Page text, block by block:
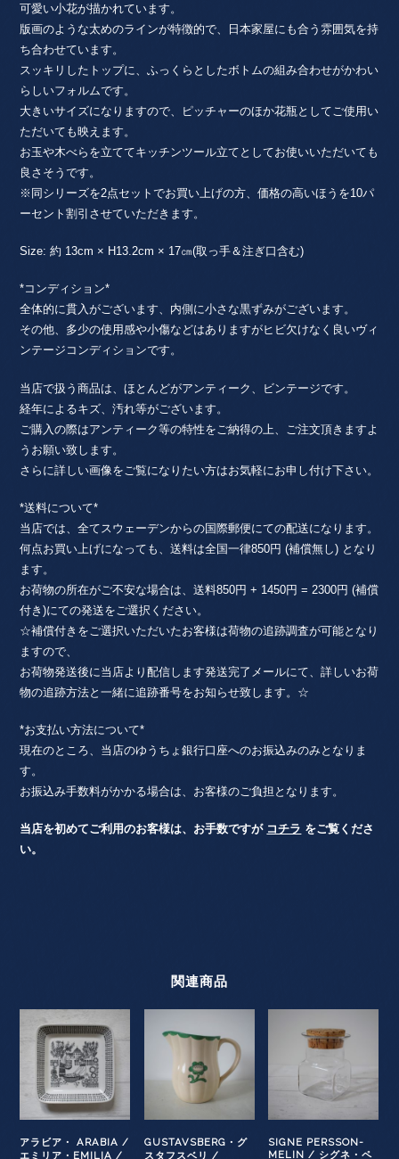
可愛い小花が描かれています。
版画のような太めのラインが特徴的で、日本家屋にも合う雰囲気を持
ち合わせています。
スッキリしたトップに、ふっくらとしたボトムの組み合わせがかわい
らしいフォルムです。
大きいサイズになりますので、ピッチャーのほか花瓶としてご使用い
ただいても映えます。
お玉や木べらを立ててキッチンツール立てとしてお使いいただいても
良さそうです。
※同シリーズを2点セットでお買い上げの方、価格の高いほうを10パ
ーセント割引させていただきます。
Size: 約 13cm × H13.2cm × 17㎝(取っ手＆注ぎ口含む)
*コンディション*
全体的に貫入がございます、内側に小さな黒ずみがございます。
その他、多少の使用感や小傷などはありますがヒビ欠けなく良いヴィ
ンテージコンディションです。
当店で扱う商品は、ほとんどがアンティーク、ビンテージです。
経年によるキズ、汚れ等がございます。
ご購入の際はアンティーク等の特性をご納得の上、ご注文頂きますよ
うお願い致します。
さらに詳しい画像をご覧になりたい方はお気軽にお申し付け下さい。
*送料について*
当店では、全てスウェーデンからの国際郵便にての配送になります。
何点お買い上げになっても、送料は全国一律850円 (補償無し) となり
ます。
お荷物の所在がご不安な場合は、送料850円 + 1450円 = 2300円 (補償
付き)にての発送をご選択ください。
☆補償付きをご選択いただいたお客様は荷物の追跡調査が可能となり
ますので、
お荷物発送後に当店より配信します発送完了メールにて、詳しいお荷
物の追跡方法と一緒に追跡番号をお知らせ致します。☆
*お支払い方法について*
現在のところ、当店のゆうちょ銀行口座へのお振込みのみとなりま
す。
お振込み手数料がかかる場合は、お客様のご負担となります。
当店を初めてご利用のお客様は、お手数ですが コチラ をご覧くださ
い。
関連商品
アラビア・ ARABIA /
エミリア・EMILIA /
GUSTAVSBERG・グ
スタフスベリ /
SIGNE PERSSON-
MELIN / シグネ・ペ